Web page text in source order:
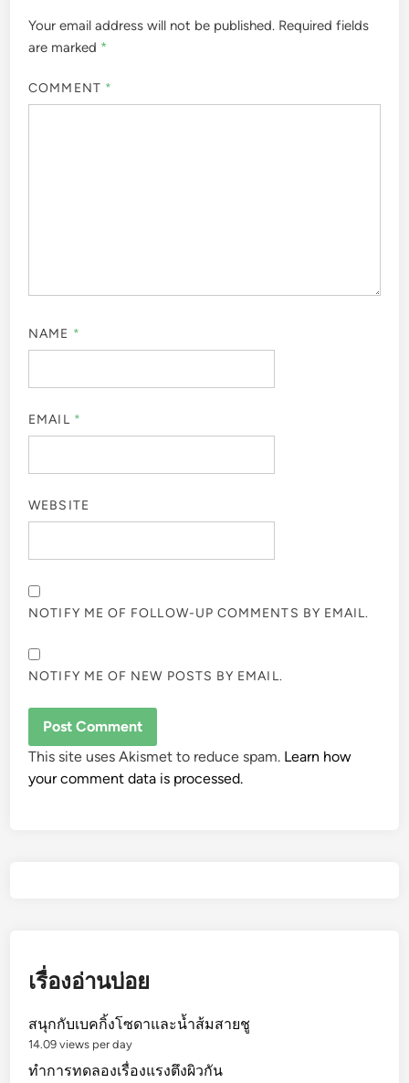
Your email address will not be published. Required fields
are marked *
COMMENT *
NAME *
EMAIL *
WEBSITE
NOTIFY ME OF FOLLOW-UP COMMENTS BY EMAIL.
NOTIFY ME OF NEW POSTS BY EMAIL.
This site uses Akismet to reduce spam. Learn how
your comment data is processed.
เรื่องอ่านบ่อย
สนุกกับเบคกิ้งโซดาและน้ำส้มสายชู
14.09 views per day
ทำการทดลองเรื่องแรงตึงผิวกัน